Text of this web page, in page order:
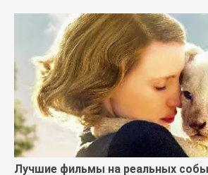
Лучшие фильмы на реальных